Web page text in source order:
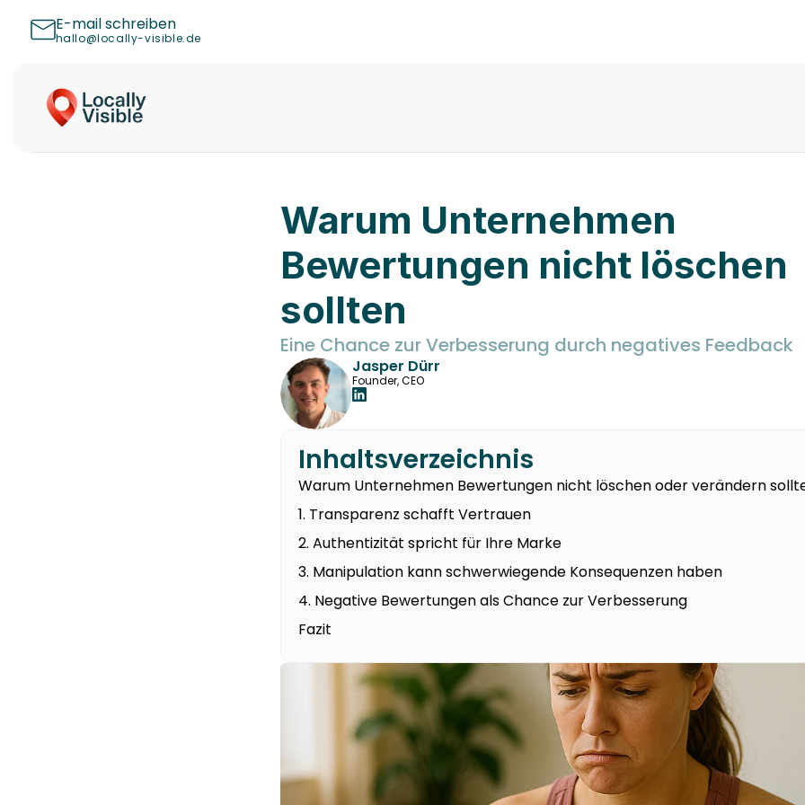
Mehr erfahren
E-mail schreiben
hallo@locally-visible.de
Warum Unternehmen
Bewertungen nicht löschen
sollten
Eine Chance zur Verbesserung durch negatives Feedback
Jasper Dürr
Founder, CEO
Inhaltsverzeichnis
Warum Unternehmen Bewertungen nicht löschen oder verändern
1. Transparenz schafft Vertrauen
2. Authentizität spricht für Ihre Marke
3. Manipulation kann schwerwiegende Konsequenzen haben
4. Negative Bewertungen als Chance zur Verbesserung
Fazit